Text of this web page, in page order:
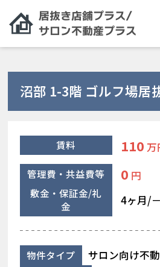
沼部 1-3階 ゴルフ場居
賃料 110 万
管理費・共益費等 0 円
敷金・保証金/礼
金
4ヶ月/－
物件タイプ サロン向け不